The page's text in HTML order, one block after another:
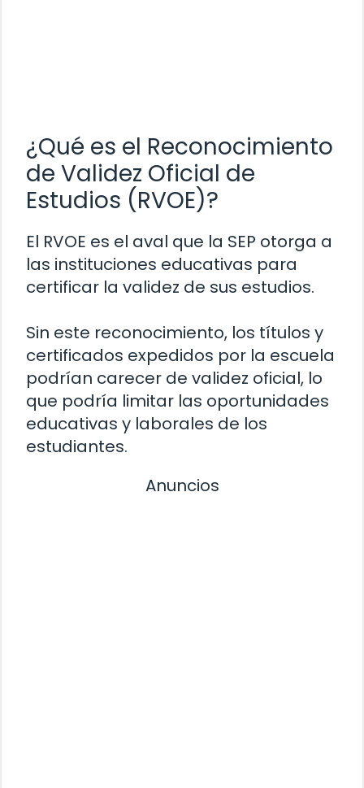
¿Qué es el Reconocimiento
de Validez Oficial de
Estudios (RVOE)?
El RVOE es el aval que la SEP otorga a
las instituciones educativas para
certificar la validez de sus estudios.
Sin este reconocimiento, los títulos y
certificados expedidos por la escuela
podrían carecer de validez oficial, lo
que podría limitar las oportunidades
educativas y laborales de los
estudiantes.
Anuncios